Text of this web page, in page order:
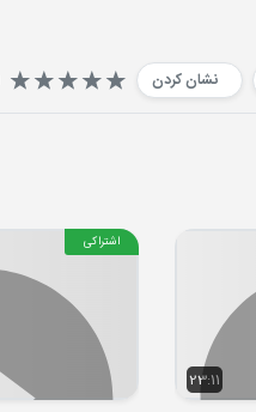
نشان کردن
23:11
اشتراکی